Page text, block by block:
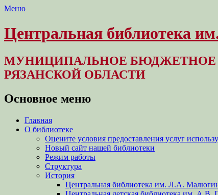
Меню
Центральная библиотека
МУНИЦИПАЛЬНОЕ БЮДЖЕТНОЕ
РЯЗАНСКОЙ ОБЛАСТИ
Основное меню
Перейти
содержимому
Главная
О библиотеке
Оцените условия предоставления услуг
Новый сайт нашей библиотеки
Режим работы
Структура
История
Центральная библиотека им. Л.А.